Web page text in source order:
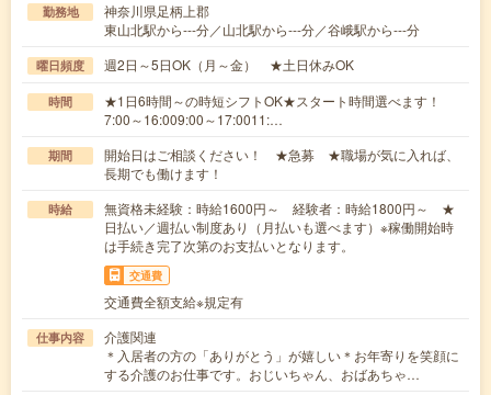
勤務地
神奈川県足柄上郡
東山北駅から---分／山北駅から---分／谷峨駅から---分
曜日頻度 週2日～5日OK（月～金） ★土日休みOK
時間
★1日6時間～の時短シフトOK★スタート時間選べます！
7:00～16:009:00～17:0011:…
期間
開始日はご相談ください！ ★急募 ★職場が気に入れば、
長期でも働けます！
時給
無資格未経験：時給1600円～ 経験者：時給1800円～ ★
日払い／週払い制度あり（月払いも選べます）※稼働開始時
は手続き完了次第のお支払いとなります。
交通費
交通費全額支給※規定有
仕事内容
介護関連
＊入居者の方の「ありがとう」が嬉しい＊お年寄りを笑顔に
する介護のお仕事です。おじいちゃん、おばあちゃ…